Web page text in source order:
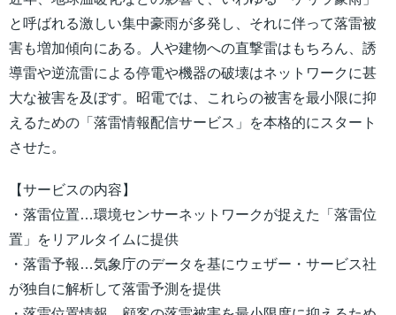
と呼ばれる激しい集中豪雨が多発し、それに伴って落雷被
害も増加傾向にある。人や建物への直撃雷はもちろん、誘
導雷や逆流雷による停電や機器の破壊はネットワークに甚
大な被害を及ぼす。昭電では、これらの被害を最小限に抑
えるための「落雷情報配信サービス」を本格的にスタート
させた。
【サービスの内容】
・落雷位置…環境センサーネットワークが捉えた「落雷位
置」をリアルタイムに提供
・落雷予報…気象庁のデータを基にウェザー・サービス社
が独自に解析して落雷予測を提供